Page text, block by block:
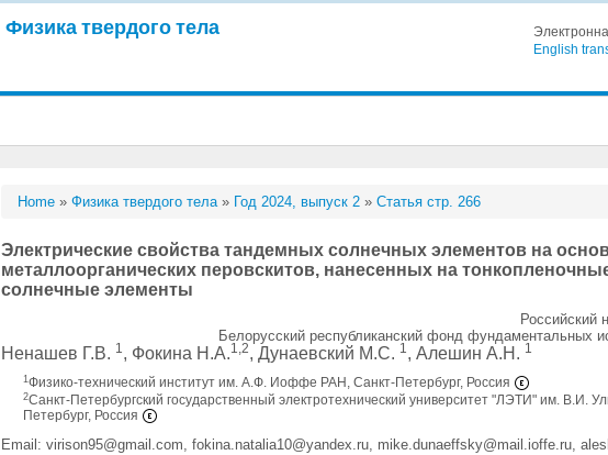
Физика твердого тела
English
Home »Физика твердого тела» Год 2024, выпуск 2 »Статья стр. 266
Электрические свойства тандемных солнечных элементов на
металлоорганических перовскитов, нанесенных на
солнечные элементы
Российский
Белорусский республиканский фонд фундаментальных
Ненашев Г.В. 1, Фокина Н.А.1,2, Дунаевский М.С. 1, Алешин А.Н. 1
1Физико-технический институт им. А.Ф. Иоффе РАН, Санкт-Петербург, Россия
2Санкт-Петербургский государственный электротехнический университет "ЛЭТИ" им. В.И.
Петербург, Россия
Email: virison95@gmail.com, fokina.natalia10@yandex.ru, mike.dunaeffsky@mail.ioffe.ru,